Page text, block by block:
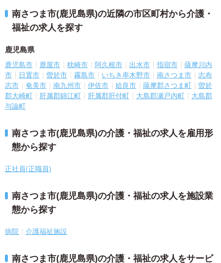
南さつま市(鹿児島県)の近隣の市区町村から介護・
福祉の求人を探す
鹿児島県
鹿児島市 鹿屋市 枕崎市 阿久根市 出水市 指宿市
薩摩川内
市
日置市 曽於市 霧島市 いちき串木野市 南さつま市
志布
志市
奄美市 南九州市 伊佐市 姶良市 薩摩郡さつま町
曽於
郡大崎町
肝属郡錦江町 肝属郡肝付町 大島郡瀬戸内町
大島郡
与論町
南さつま市(鹿児島県)の介護・福祉の求人を雇用形
態から探す
正社員(正職員)
南さつま市(鹿児島県)の介護・福祉の求人を施設業
態から探す
病院 介護福祉施設
南さつま市(鹿児島県)の介護・福祉の求人をサービ